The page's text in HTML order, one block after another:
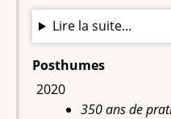
Lire la suite...
Posthumes
2020
350 ans de